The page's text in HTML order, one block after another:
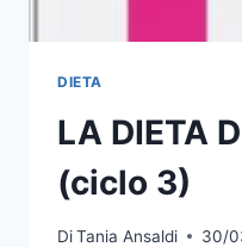
DIETA
LA DIETA
(ciclo 3)
DiTania Ansaldi 30/